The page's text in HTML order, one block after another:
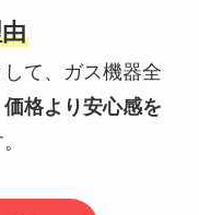
て、ガス機器全
価格より安心感を